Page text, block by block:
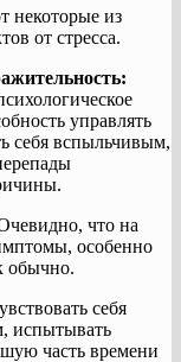
некоторые из
от стресса.
управлять
себя вспыльчивым,
что на
особенно
обычно.
себя
испытывать
часть времени